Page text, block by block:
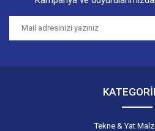
Gönder
Tekne & Yat